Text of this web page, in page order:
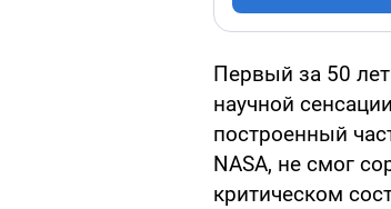
Первый за 50
научной
построенный
NASA, не смог
критическом